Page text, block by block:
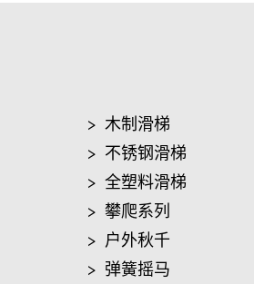
木制滑梯
不锈钢滑梯
全塑料滑梯
攀爬系列
户外秋千
弹簧摇马